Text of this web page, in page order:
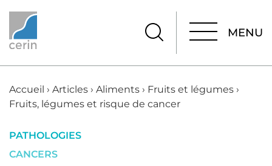
MENU
Accueil › Articles › Aliments › Fruits et légumes ›
Fruits, légumes et risque de cancer
PATHOLOGIES
CANCERS